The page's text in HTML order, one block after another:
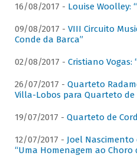
16/08/2017 - Louise Woolley:
09/08/2017 - VIII Circuito
Conde da Barca”
02/08/2017 - Cristiano Vogas:
26/07/2017 - Quarteto
Villa-Lobos para Quarteto de
19/07/2017 - Quarteto de
12/07/2017 - Joel Nascimento
“Uma Homenagem ao Choro